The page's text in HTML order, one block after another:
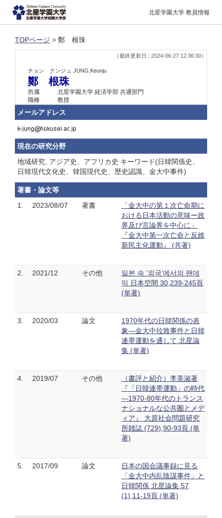
北星学園大学 教員情報
TOPページ > 鄭 根珠
（最終更新日 : 2024-06-27 12:36:30）
チョン クンジュ JUNG,Keunju
鄭 根珠
所属
北星学園大学 経済学部 共通部門
職種
教授
メールアドレス
現在の研究分野
地域研究, アジア史、アフリカ史 キーワード(日韓関係史、
日韓現代文化史、韓国現代史、歴史認識、金大中事件)
著書・論文等
1.
2023/08/07 著書
「金大中の第１次亡命期に
おける日本活動の意味ー政
界及び言論界を中心に」
『金大中第一次亡命と反維
新民主化運動』 (共著)
2. 2021/12 その他
일본 속 ‘외국’에서의 팬데
믹 日本空間 30,239-245頁
(単著)
3. 2020/03 論文
1970年代の日韓関係の表
象―金大中拉致事件と日韓
連帯運動を通して 北星論
集 (単著)
4. 2019/07 その他
（書評と紹介）李美淑著
『「日韓連帯運動」の時代
―1970-80年代のトランス
ナショナルな公共圏とメデ
ィア』 大原社会問題研究
所雑誌 (729),90-93頁 (単
著)
5. 2017/09 論文
日本の国会議事録に見る
「金大中内乱陰謀事件」と
日韓関係 北星論集 57
(1),11-19頁 (単著)